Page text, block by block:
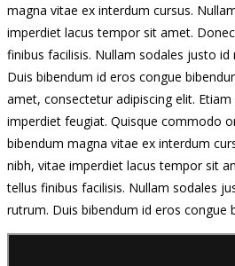
magna vitae ex interdum cursus.
imperdiet lacus tempor sit amet.
finibus facilisis. Nullam sodales justo
Duis bibendum id eros congue
amet, consectetur adipiscing elit.
imperdiet feugiat. Quisque commodo
bibendum magna vitae ex interdum
nibh, vitae imperdiet lacus tempor sit
tellus finibus facilisis. Nullam sodales
rutrum. Duis bibendum id eros congue